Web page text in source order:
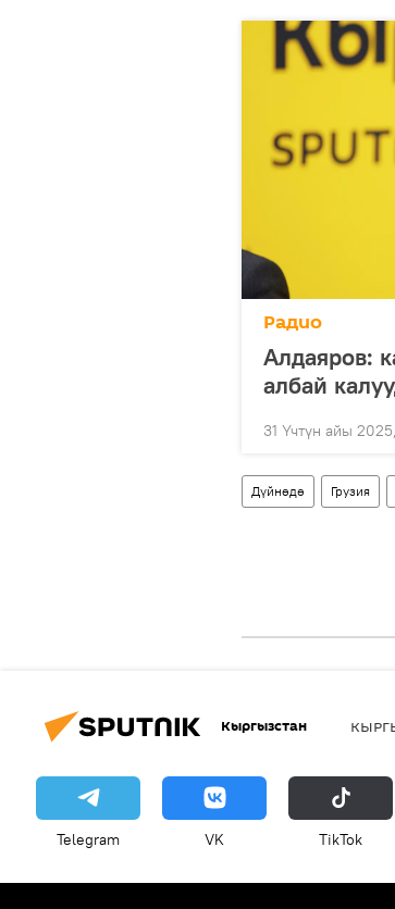
Радио
Алдаяров:
албай
31 Үчтүн айы
Дүйнөдө Грузия
Кыргызстан
Telegram VK ТikТоk